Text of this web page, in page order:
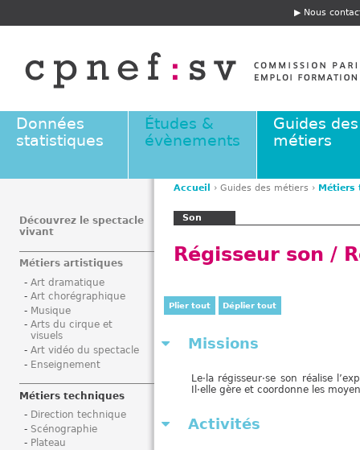
E
t
ê
e
Nous
Données
statistiques
Études &
évènements
Guides des
métiers
s
e
Accueil › Guides des métiers › Métiers
Son
Régisseur son /
Plier tout Déplier tout
Missions
Le·la régisseur·se son réalise
Il·elle gère et coordonne les
Activités
Découvrez le spectacle
vivant
Métiers artistiques
Art dramatique
Art chorégraphique
Musique
Arts du cirque et
visuels
Art vidéo du spectacle
Enseignement
Métiers techniques
Direction technique
Scénographie
Plateau